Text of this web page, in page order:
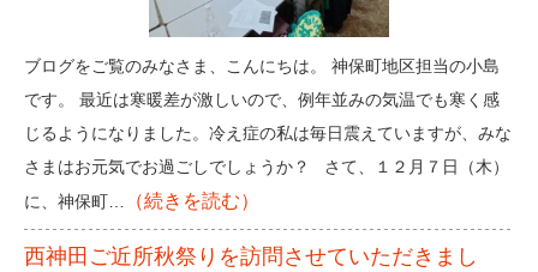
ブログをご覧のみなさま、こんにちは。 神保町地区担当の小島
です。 最近は寒暖差が激しいので、例年並みの気温でも寒く感
じるようになりました。冷え症の私は毎日震えていますが、みな
さまはお元気でお過ごしでしょうか？ さて、１２月７日（木）
に、神保町…
（続きを読む）
西神田ご近所秋祭りを訪問させていただきまし